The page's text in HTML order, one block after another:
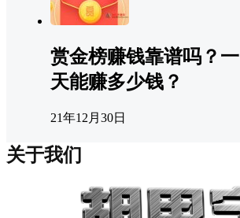
赏金榜赚钱靠谱吗？一
天能赚多少钱？
21年12月30日
关于我们